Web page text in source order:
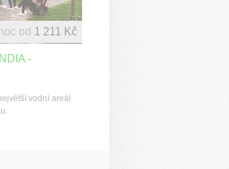
-
vodní areál
od 1 211 Kč